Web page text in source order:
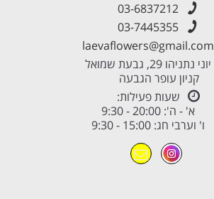
03-6837212
03-7445355
laevaflowers@gmail.com
יוני נתניהו 29, גבעת שמואל
קניון עופר הגבעה
שעות פעילות:
א' - ה': 20:00 - 9:30
ו' וערבי חג: 15:00 - 9:30